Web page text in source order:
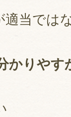
適当では
かりやす